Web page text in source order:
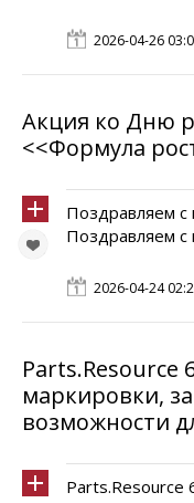
2026-04-26
Акция ко Дню
<<Формула
Поздравляем с
Поздравляем с
2026-04-24
Parts.Resource
маркировки,
возможности
Parts.Resource